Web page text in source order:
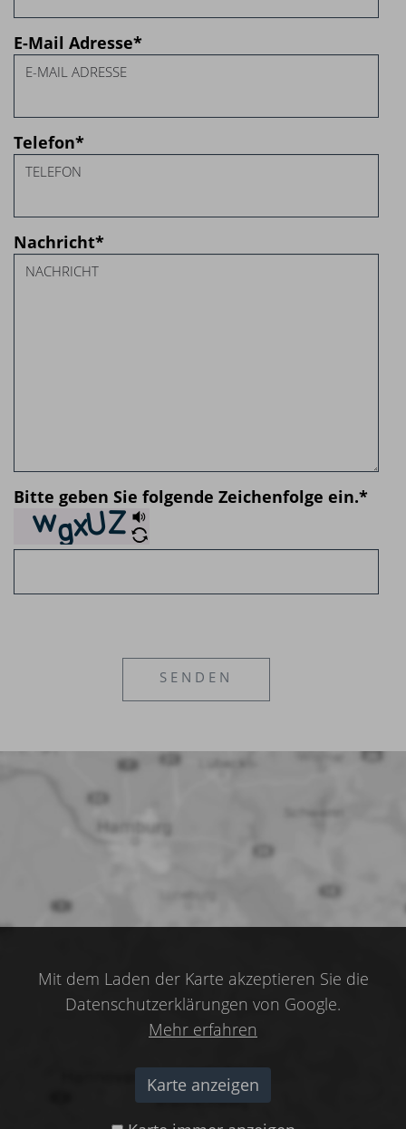
E-Mail Adresse*
Telefon*
Nachricht*
Bitte geben Sie folgende Zeichenfolge ein.*
SENDEN
Mit dem Laden der Karte akzeptieren Sie die
Datenschutzerklärungen von Google.
Mehr erfahren
Karte anzeigen